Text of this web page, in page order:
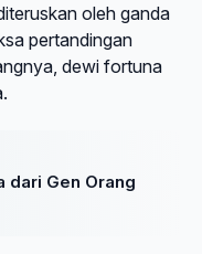
oleh ganda
pertandingan
dewi fortuna
dari Gen Orang